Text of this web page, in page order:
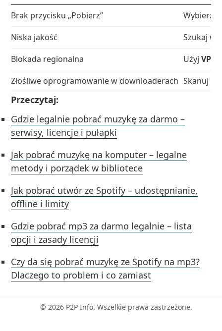
Brak przycisku „Pobierz”
Wybierz
Niska jakość
Szukaj
Blokada regionalna
UżyjVPN
Złośliwe oprogramowanie w downloaderach Skanuj
Przeczytaj:
Gdzie legalnie pobrać muzykę za darmo –
serwisy, licencje i pułapki
Jak pobrać muzykę na komputer – legalne
metody i porządek w bibliotece
Jak pobrać utwór ze Spotify – udostępnianie,
offline i limity
Gdzie pobrać mp3 za darmo legalnie – lista
opcji i zasady licencji
Czy da się pobrać muzykę ze Spotify na mp3?
Dlaczego to problem i co zamiast
© 2026 P2P Info. Wszelkie prawa zastrzeżone.